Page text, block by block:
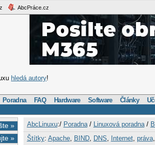
AbcPráce.cz
hledá autory!
Poradna FAQ Hardware Software Články
»
»
AbcLinuxu:/ Poradna/ Linuxová poradna/
Štítky: Apache, BIND, DNS Internet, práva,